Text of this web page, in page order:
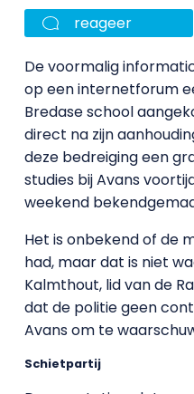
reageer
De voormalig
op een internetforum
Bredase school
direct na zijn
deze bedreiging een
studies bij Avans
weekend
Het is onbekend of de
had, maar dat is niet
Kalmthout, lid van de
dat de politie geen
Avans om te
Schietpartij